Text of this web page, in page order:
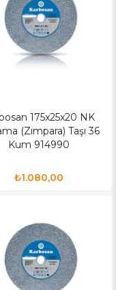
175x25x20 NK
(Zımpara) Taşı 36
Kum 914990
₺1.080,00